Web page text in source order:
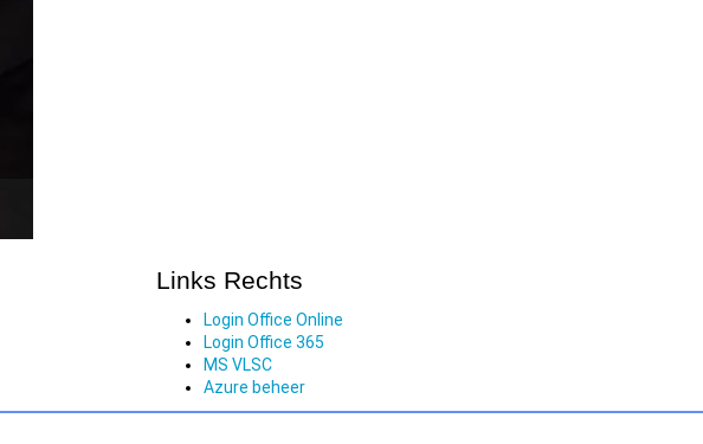
Links Rechts
Login Office Online
Login Office 365
MS VLSC
Azure beheer